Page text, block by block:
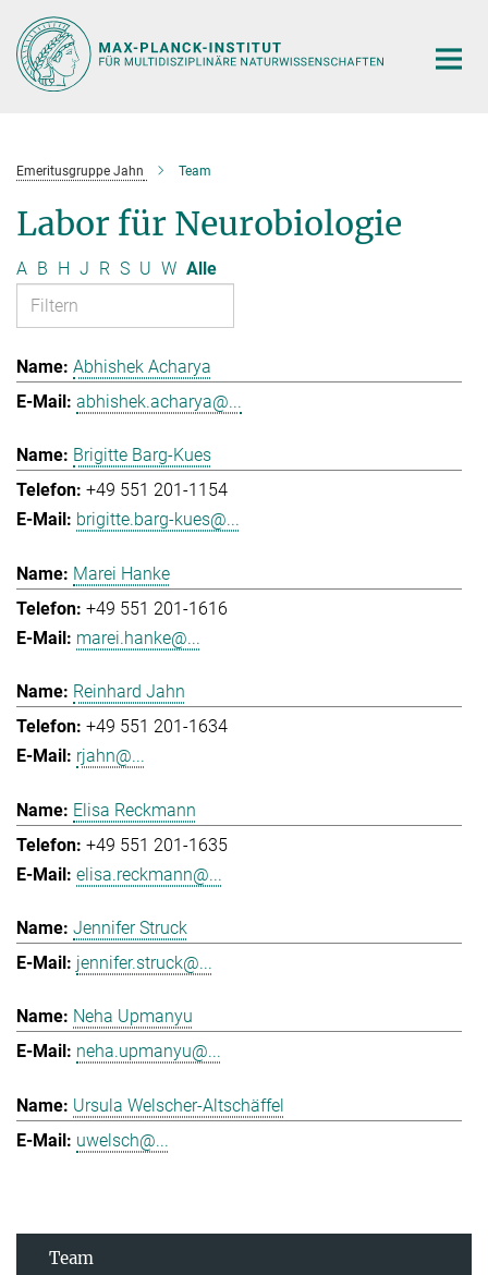
Hauptinhalt
Emeritusgruppe Jahn Team
Labor für Neurobiologie
A B H J R S U W Alle
Abhishek Acharya
abhishek.acharya@...
Brigitte Barg-Kues
+49 551 201-1154
brigitte.barg-kues@...
Marei Hanke
+49 551 201-1616
marei.hanke@...
Reinhard Jahn
+49 551 201-1634
rjahn@...
Elisa Reckmann
+49 551 201-1635
elisa.reckmann@...
Jennifer Struck
jennifer.struck@...
Neha Upmanyu
neha.upmanyu@...
Ursula Welscher-Altschäffel
uwelsch@...
Team